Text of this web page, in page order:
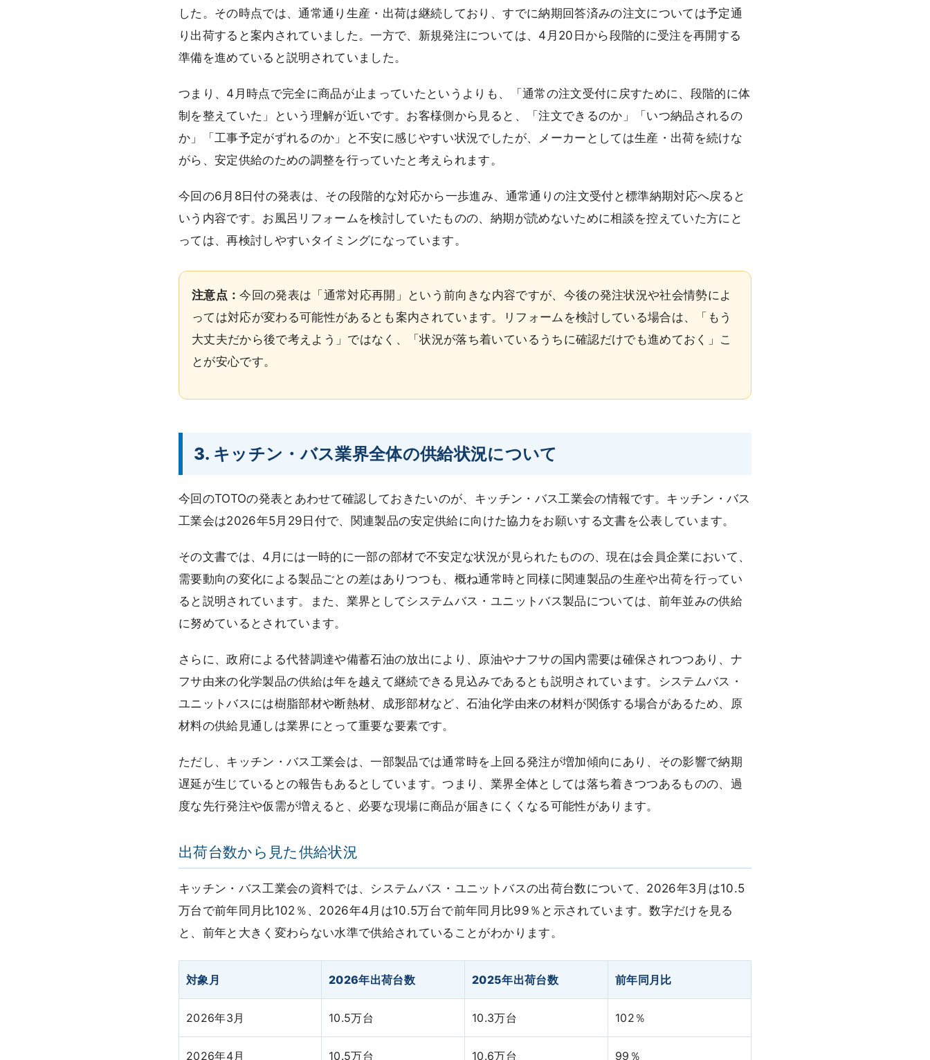
した。その時点では、通常通り生産・出荷は継続しており、すでに納期回答済みの注文については予定通
り出荷すると案内されていました。一方で、新規発注については、4月20日から段階的に受注を再開する
準備を進めていると説明されていました。
つまり、4月時点で完全に商品が止まっていたというよりも、「通常の注文受付に戻すために、段階的に体
制を整えていた」という理解が近いです。お客様側から見ると、「注文できるのか」「いつ納品されるの
か」「工事予定がずれるのか」と不安に感じやすい状況でしたが、メーカーとしては生産・出荷を続けな
がら、安定供給のための調整を行っていたと考えられます。
今回の6月8日付の発表は、その段階的な対応から一歩進み、通常通りの注文受付と標準納期対応へ戻ると
いう内容です。お風呂リフォームを検討していたものの、納期が読めないために相談を控えていた方にと
っては、再検討しやすいタイミングになっています。
注意点：今回の発表は「通常対応再開」という前向きな内容ですが、今後の発注状況や社会情勢によ
っては対応が変わる可能性があるとも案内されています。リフォームを検討している場合は、「もう
大丈夫だから後で考えよう」ではなく、「状況が落ち着いているうちに確認だけでも進めておく」こ
とが安心です。
3. キッチン・バス業界全体の供給状況について
今回のTOTOの発表とあわせて確認しておきたいのが、キッチン・バス工業会の情報です。キッチン・バス
工業会は2026年5月29日付で、関連製品の安定供給に向けた協力をお願いする文書を公表しています。
その文書では、4月には一時的に一部の部材で不安定な状況が見られたものの、現在は会員企業において、
需要動向の変化による製品ごとの差はありつつも、概ね通常時と同様に関連製品の生産や出荷を行ってい
ると説明されています。また、業界としてシステムバス・ユニットバス製品については、前年並みの供給
に努めているとされています。
さらに、政府による代替調達や備蓄石油の放出により、原油やナフサの国内需要は確保されつつあり、ナ
フサ由来の化学製品の供給は年を越えて継続できる見込みであるとも説明されています。システムバス・
ユニットバスには樹脂部材や断熱材、成形部材など、石油化学由来の材料が関係する場合があるため、原
材料の供給見通しは業界にとって重要な要素です。
ただし、キッチン・バス工業会は、一部製品では通常時を上回る発注が増加傾向にあり、その影響で納期
遅延が生じているとの報告もあるとしています。つまり、業界全体としては落ち着きつつあるものの、過
度な先行発注や仮需が増えると、必要な現場に商品が届きにくくなる可能性があります。
出荷台数から見た供給状況
キッチン・バス工業会の資料では、システムバス・ユニットバスの出荷台数について、2026年3月は10.5
万台で前年同月比102％、2026年4月は10.5万台で前年同月比99％と示されています。数字だけを見る
と、前年と大きく変わらない水準で供給されていることがわかります。
対象月 2026年出荷台数 2025年出荷台数 前年同月比
2026年3月 10.5万台 10.3万台 102％
2026年4月 10.5万台 10.6万台 99％